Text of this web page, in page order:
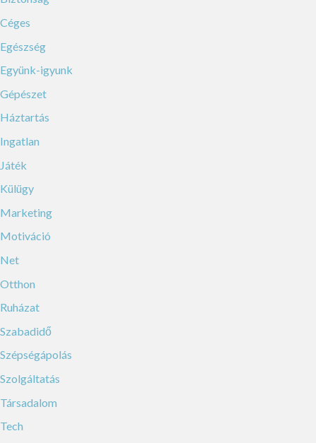
Céges
Egészség
Együnk-igyunk
Gépészet
Háztartás
Ingatlan
Játék
Külügy
Marketing
Motiváció
Net
Otthon
Ruházat
Szabadidő
Szépségápolás
Szolgáltatás
Társadalom
Tech